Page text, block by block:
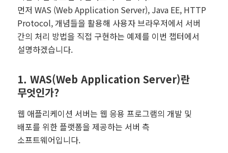
먼저 WAS (Web Application Server), Java EE, HTTP
Protocol, 개념들을 활용해 사용자 브라우저에서 서버
간의 처리 방법을 직접 구현하는 예제를 이번 챕터에서
설명하겠습니다.
1. WAS(Web Application Server)란
무엇인가?
웹 애플리케이션 서버는 웹 응용 프로그램의 개발 및
배포를 위한 플랫폼을 제공하는 서버 측
소프트웨어입니다.